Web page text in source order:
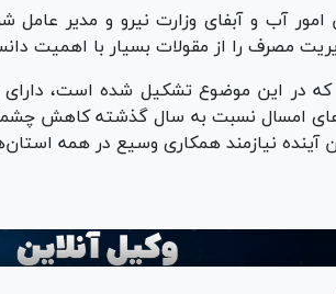
آب و آبفای وزارت نیرو و مدیر عامل
مصرف را از مقولات بسیار با اهمیت
در این موضوع تشکیل شده است، دارای
امسال نسبت به سال گذشته کاهش
آینده نیازمند همکاری وسیع در همه